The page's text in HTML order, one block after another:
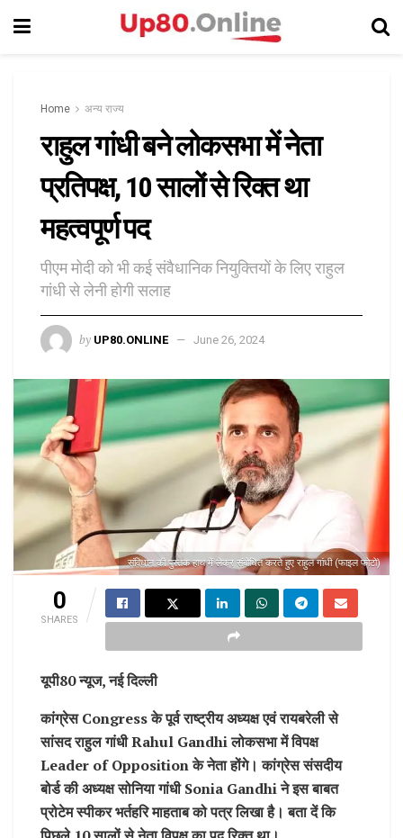
Home अन्य राज्य
राहुल गांधी बने लोकसभा में नेता
प्रतिपक्ष, 10 सालों से रिक्त था
महत्वपूर्ण पद
पीएम मोदी को भी कई संवैधानिक नियुक्तियों के लिए राहुल
गांधी से लेनी होगी सलाह
by UP80.ONLINE June 26, 2024
संविधान की पुस्तक हाथ में लेकर संबोधित करते हुए राहुल गांधी (फाइल फोटो)
0
SHARES
यूपी80 न्यूज, नई दिल्ली
कांग्रेस Congress के पूर्व राष्ट्रीय अध्यक्ष एवं रायबरेली से
सांसद राहुल गांधी Rahul Gandhi लोकसभा में विपक्ष
Leader of Opposition के नेता होंगे। कांग्रेस संसदीय
बोर्ड की अध्यक्ष सोनिया गांधी Sonia Gandhi ने इस बाबत
प्रोटेम स्पीकर भर्तहरि माहताब को पत्र लिखा है। बता दें कि